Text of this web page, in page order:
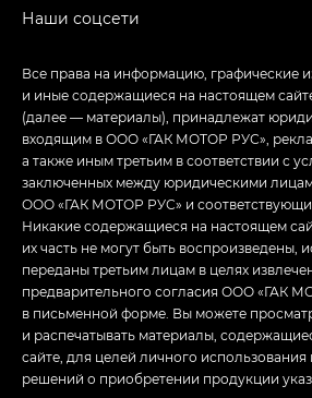
Все права на информацию, графические
и иные содержащиеся на настоящем
(далее — материалы), принадлежат
входящим в ООО «ГАК МОТОР РУС»,
а также иным третьим в соответствии с
заключенных между юридическими
ООО «ГАК МОТОР РУС» и
Никакие содержащиеся на настоящем
их часть не могут быть воспроизведены,
переданы третьим лицам в целях
предварительного согласия ООО «ГАК
в письменной форме. Вы можете
и распечатывать материалы,
сайте, для целей личного
решений о приобретении продукции